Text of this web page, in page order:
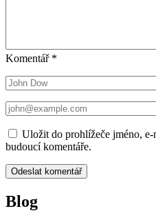
Komentář *
Uložit do prohlížeče jméno,
budoucí komentáře.
Blog